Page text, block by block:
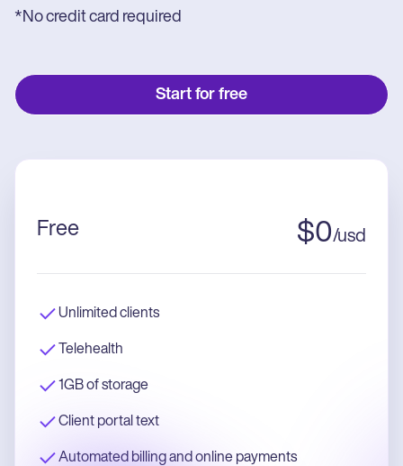
*No credit card required
Start for free
Free $0/usd
Unlimited clients
Telehealth
1GB of storage
Client portal text
Automated billing and online payments